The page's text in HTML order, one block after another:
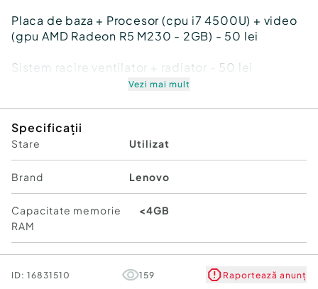
Placa de baza + Procesor (cpu i7 4500U) + video
(gpu AMD Radeon R5 M230 - 2GB) - 50 lei
Sistem racire ventilator + radiator - 50 lei
Placa de retea (WiFi+BT) - 30 lei
Produsul/produsele se pot/poate expedia si in
tara, asigur ambalare de buna calitate.
Pret laptop (ce a mai ramas din el) - 100 lei (pret
fix)
In cazul achizitionarii unei singure piese, pretul
este fix, in cazul achizitionarii mai multor piese
Vezi mai mult
Specificații
Stare Utilizat
Brand Lenovo
Capacitate memorie
RAM
<4GB
ID: 16831510 159 Raportează anunț